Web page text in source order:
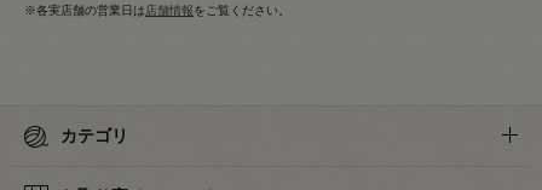
※各実店舗の営業日は店舗情報をご覧ください。
カテゴリ